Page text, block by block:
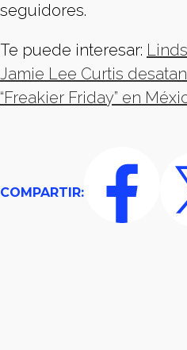
seguidores.
Te puede interesar:
Jamie Lee Curtis
“Freakier Friday” en
COMPARTIR: